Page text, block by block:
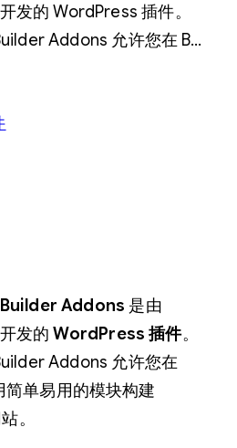
发的 WordPress 插件。
Addons 允许您在 B…
Addons 是由
发的 WordPress 插件。
Addons 允许您在
单易用的模块构建
。